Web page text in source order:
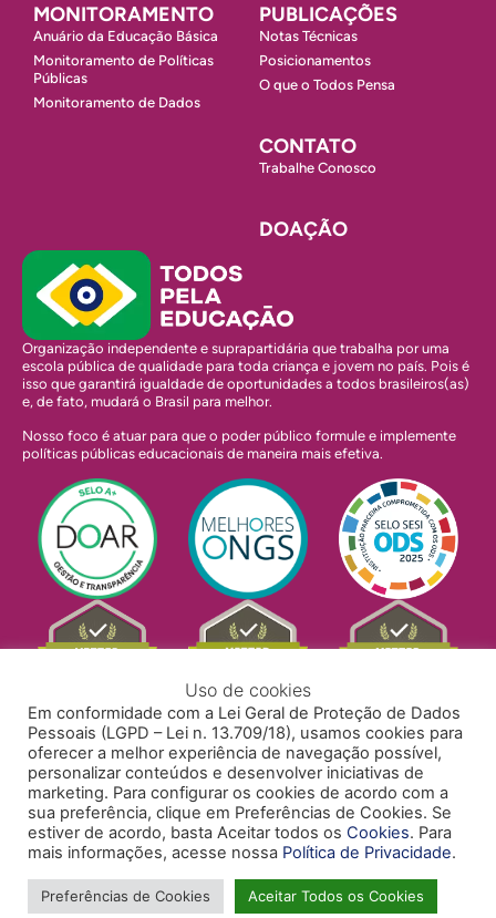
MONITORAMENTO
Anuário da Educação Básica
Monitoramento de Políticas
Públicas
Monitoramento de Dados
PUBLICAÇÕES
Notas Técnicas
Posicionamentos
O que o Todos Pensa
CONTATO
Trabalhe Conosco
DOAÇÃO
Organização independente e suprapartidária que trabalha por uma
escola pública de qualidade para toda criança e jovem no país. Pois é
isso que garantirá igualdade de oportunidades a todos brasileiros(as)
e, de fato, mudará o Brasil para melhor.
Nosso foco é atuar para que o poder público formule e implemente
políticas públicas educacionais de maneira mais efetiva.
POLÍTICA DE PRIVACIDADE
ACESSIBILIDADE
TRABALHE CONOSCO
Uso de cookies
Em conformidade com a Lei Geral de Proteção de Dados
Pessoais (LGPD – Lei n. 13.709/18), usamos cookies para
oferecer a melhor experiência de navegação possível,
personalizar conteúdos e desenvolver iniciativas de
marketing. Para configurar os cookies de acordo com a
sua preferência, clique em Preferências de Cookies. Se
estiver de acordo, basta Aceitar todos os Cookies. Para
mais informações, acesse nossa Política de Privacidade.
Preferências de Cookies Aceitar Todos os Cookies